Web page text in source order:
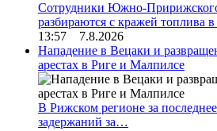
Сотрудники Южно-
разбираются с кражей топлива
13:57 7.8.2026
Нападение в Вецаки и
арестах в Риге и Малпилсе
В Рижском регионе за
задержаний за…